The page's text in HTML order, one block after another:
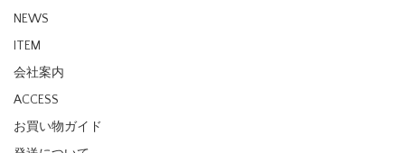
NEWS
ITEM
会社案内
ACCESS
お買い物ガイド